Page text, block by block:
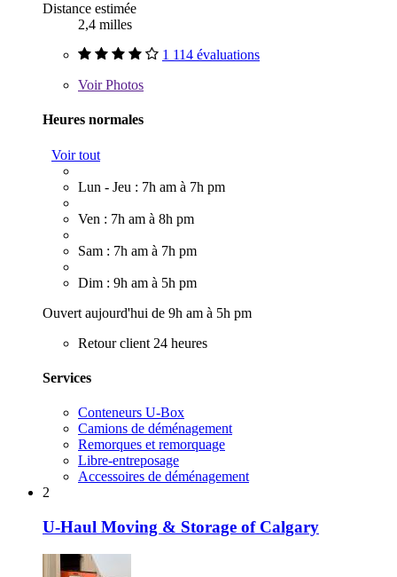
Distance estimée
2,4 milles
1 114 évaluations
VoirPhotos
Heures normales
Voir tout
Lun - Jeu : 7h am à 7h pm
Ven : 7h am à 8h pm
Sam : 7h am à 7h pm
Dim : 9h am à 5h pm
Ouvert aujourd'hui de 9h am à 5h pm
Retour client 24 heures
Services
Conteneurs U-Box
Camions de déménagement
Remorques et remorquage
Libre-entreposage
Accessoires de déménagement
2
U-Haul Moving & Storage of Calgary